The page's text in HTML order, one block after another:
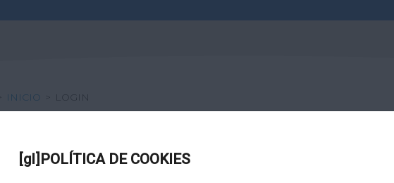
[gl]POLÍTICA DE COOKIES
> INICIO > LOGIN
mediante Cl@ve. Pulse no logotipo